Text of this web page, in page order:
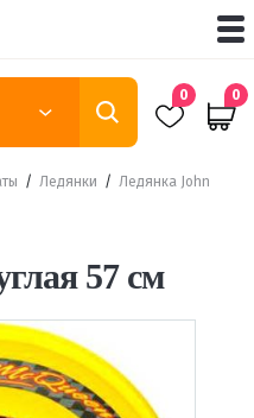
0 0
/ Ледянки / Ледянка John
57 см